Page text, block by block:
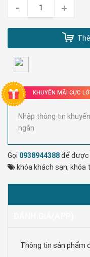
- +
KHUYẾN MÃI CỰC
Nhập thông tin
ngắn
Gọi 0938944388để được
khóa khách sạn, khóa
Thông tin sản phẩm